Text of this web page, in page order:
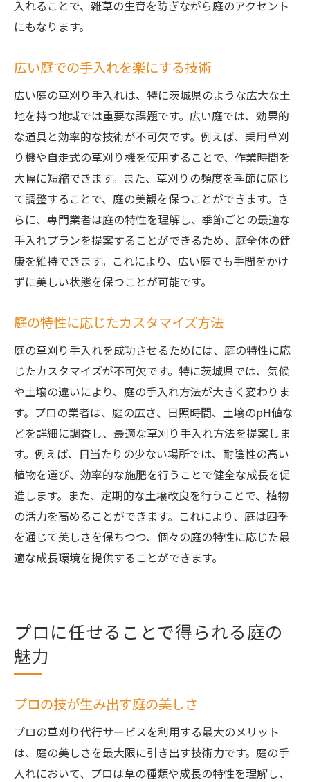
入れることで、雑草の生育を防ぎながら庭のアクセント
にもなります。
広い庭での手入れを楽にする技術
広い庭の草刈り手入れは、特に茨城県のような広大な土
地を持つ地域では重要な課題です。広い庭では、効果的
な道具と効率的な技術が不可欠です。例えば、乗用草刈
り機や自走式の草刈り機を使用することで、作業時間を
大幅に短縮できます。また、草刈りの頻度を季節に応じ
て調整することで、庭の美観を保つことができます。さ
らに、専門業者は庭の特性を理解し、季節ごとの最適な
手入れプランを提案することができるため、庭全体の健
康を維持できます。これにより、広い庭でも手間をかけ
ずに美しい状態を保つことが可能です。
庭の特性に応じたカスタマイズ方法
庭の草刈り手入れを成功させるためには、庭の特性に応
じたカスタマイズが不可欠です。特に茨城県では、気候
や土壌の違いにより、庭の手入れ方法が大きく変わりま
す。プロの業者は、庭の広さ、日照時間、土壌のpH値な
どを詳細に調査し、最適な草刈り手入れ方法を提案しま
す。例えば、日当たりの少ない場所では、耐陰性の高い
植物を選び、効率的な施肥を行うことで健全な成長を促
進します。また、定期的な土壌改良を行うことで、植物
の活力を高めることができます。これにより、庭は四季
を通じて美しさを保ちつつ、個々の庭の特性に応じた最
適な成長環境を提供することができます。
プロに任せることで得られる庭の
魅力
プロの技が生み出す庭の美しさ
プロの草刈り代行サービスを利用する最大のメリット
は、庭の美しさを最大限に引き出す技術力です。庭の手
入れにおいて、プロは草の種類や成長の特性を理解し、